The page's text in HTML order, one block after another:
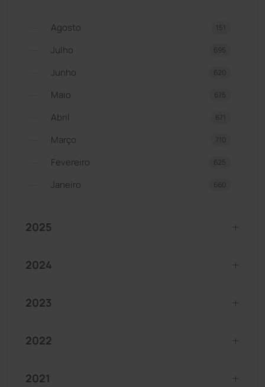
Agosto 151
Julho 695
Junho 620
Maio 675
Abril 671
Março 710
Fevereiro 625
Janeiro 660
2025
2024
2023
2022
2021